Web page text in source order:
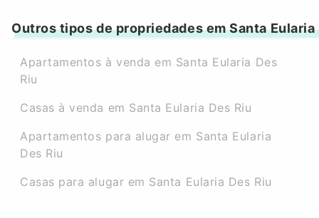
Outros tipos de propriedades em Santa Eularia
Apartamentos à venda em Santa Eularia Des
Riu
Casas à venda em Santa Eularia Des Riu
Apartamentos para alugar em Santa Eularia
Des Riu
Casas para alugar em Santa Eularia Des Riu